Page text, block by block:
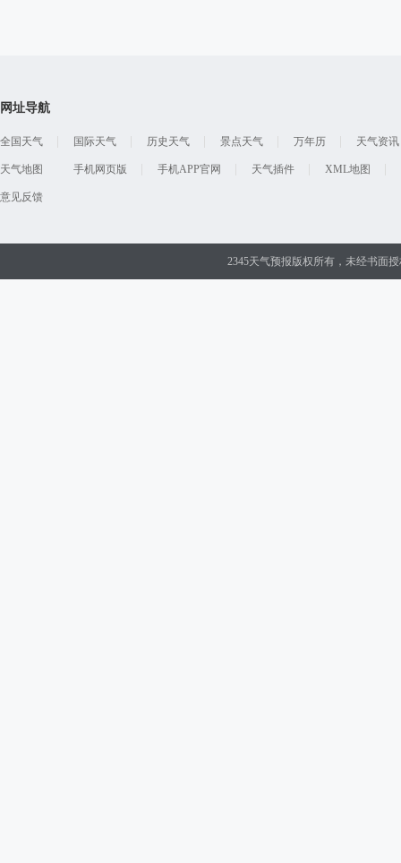
网址导航
全国天气 国际天气 历史天气 景点天气 万年历 天气资讯
天气地图 手机网页版 手机APP官网 天气插件 XML地图
意见反馈
2345天气预报版权所有，未经书面